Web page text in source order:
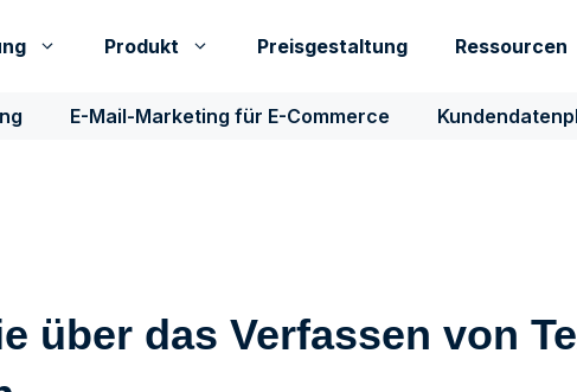
Produkt Preisgestaltung Ressourcen
E-Mail-Marketing für E-Commerce
über das Verfassen von